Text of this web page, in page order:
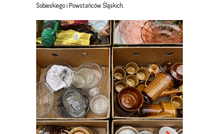
Sobieskiego i Powstańców Śląskich.